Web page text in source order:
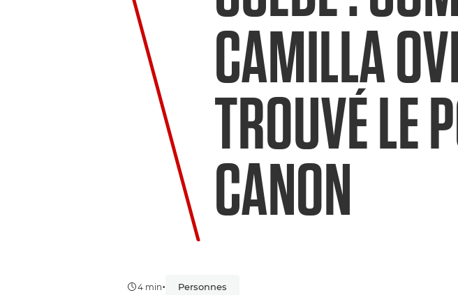
CAMILLA
TROUVÉ LE
CANON
4 min• Personnes